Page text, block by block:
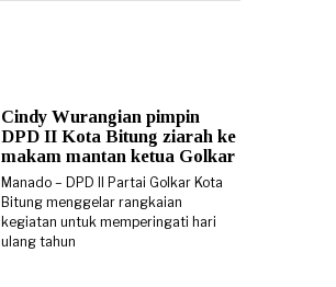
Cindy Wurangian pimpin
DPD II Kota Bitung ziarah ke
makam mantan ketua Golkar
Manado – DPD II Partai Golkar Kota
Bitung menggelar rangkaian
kegiatan untuk memperingati hari
ulang tahun